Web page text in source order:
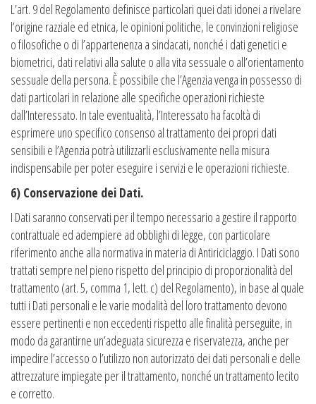
L’art. 9 del Regolamento definisce particolari quei dati idonei a rivelare
l’origine razziale ed etnica, le opinioni politiche, le convinzioni religiose
o filosofiche o di l’appartenenza a sindacati, nonché i dati genetici e
biometrici, dati relativi alla salute o alla vita sessuale o all’orientamento
sessuale della persona. È possibile che l’Agenzia venga in possesso di
dati particolari in relazione alle specifiche operazioni richieste
dall’Interessato. In tale eventualità, l’Interessato ha facoltà di
esprimere uno specifico consenso al trattamento dei propri dati
sensibili e l’Agenzia potrà utilizzarli esclusivamente nella misura
indispensabile per poter eseguire i servizi e le operazioni richieste.
6) Conservazione dei Dati.
I Dati saranno conservati per il tempo necessario a gestire il rapporto
contrattuale ed adempiere ad obblighi di legge, con particolare
riferimento anche alla normativa in materia di Antiriciclaggio. I Dati sono
trattati sempre nel pieno rispetto del principio di proporzionalità del
trattamento (art. 5, comma 1, lett. c) del Regolamento), in base al quale
tutti i Dati personali e le varie modalità del loro trattamento devono
essere pertinenti e non eccedenti rispetto alle finalità perseguite, in
modo da garantirne un’adeguata sicurezza e riservatezza, anche per
impedire l’accesso o l’utilizzo non autorizzato dei dati personali e delle
attrezzature impiegate per il trattamento, nonché un trattamento lecito
e corretto.